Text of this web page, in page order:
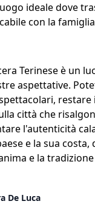
ideale dove
con la
Terinese è un
aspettative.
restare
città che
l'autenticità
e la sua costa,
e la
De Luca